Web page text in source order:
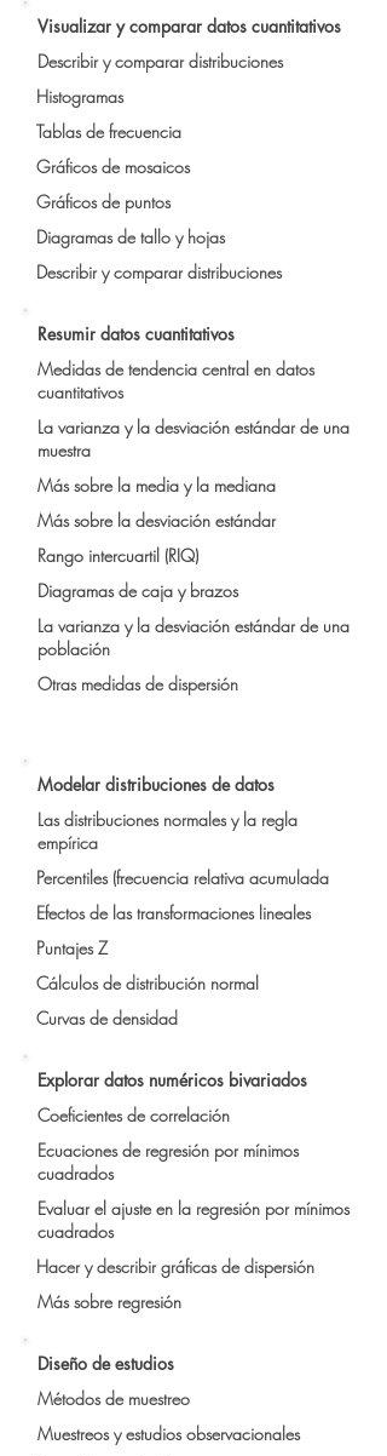
Visualizar y comparar datos cuantitativos
Describir y comparar distribuciones
Histogramas
Tablas de frecuencia
Gráficos de mosaicos
Gráficos de puntos
Diagramas de tallo y hojas
Describir y comparar distribuciones
Resumir datos cuantitativos
Medidas de tendencia central en datos
cuantitativos
La varianza y la desviación estándar de una
muestra
Más sobre la media y la mediana
Más sobre la desviación estándar
Rango intercuartil (RIQ)
Diagramas de caja y brazos
La varianza y la desviación estándar de una
población
Otras medidas de dispersión
Modelar distribuciones de datos
Las distribuciones normales y la regla
empírica
Percentiles (frecuencia relativa acumulada
Efectos de las transformaciones lineales
Puntajes Z
Cálculos de distribución normal
Curvas de densidad
Explorar datos numéricos bivariados
Coeficientes de correlación
Ecuaciones de regresión por mínimos
cuadrados
Evaluar el ajuste en la regresión por mínimos
cuadrados
Hacer y describir gráficas de dispersión
Más sobre regresión
Diseño de estudios
Métodos de muestreo
Muestreos y estudios observacionales